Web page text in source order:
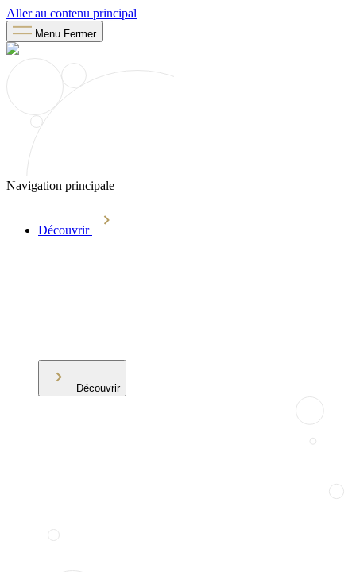
Aller au contenu principal
Menu Fermer
Navigation principale
Découvrir
Découvrir